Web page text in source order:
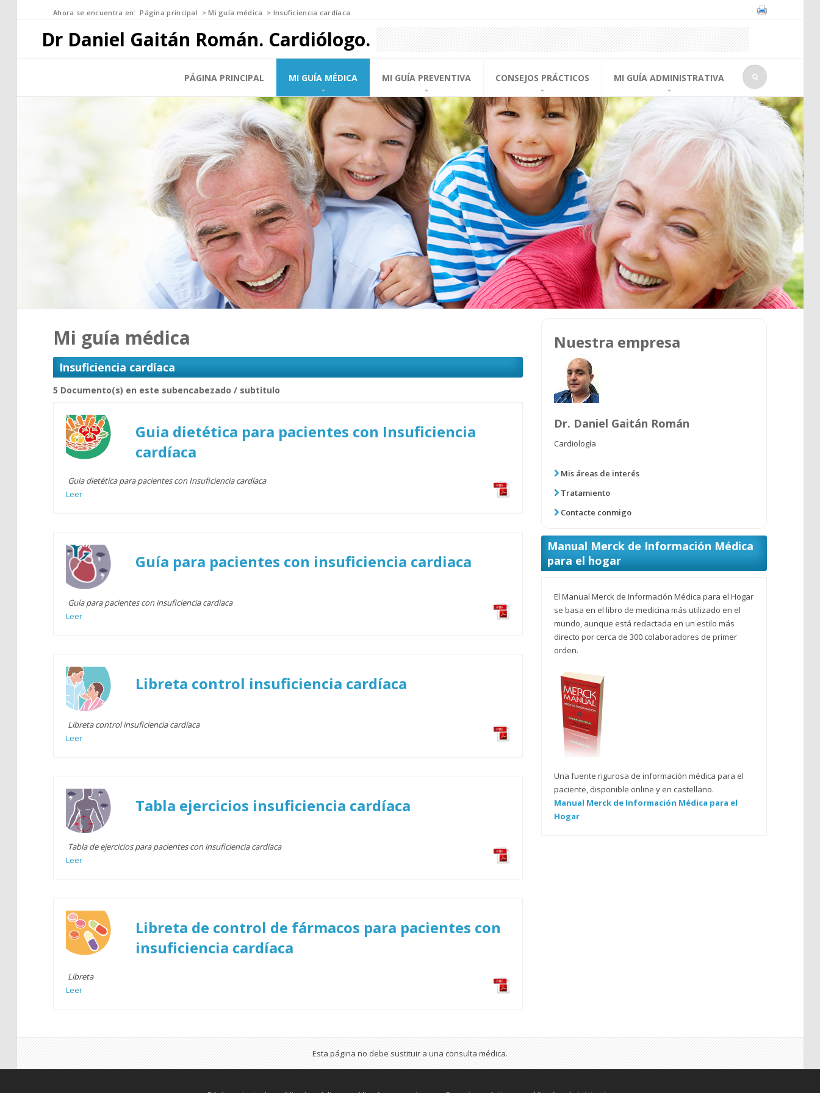
Ahora se encuentra en:Página principal >Mi guía médica > Insuficiencia cardíaca
Dr Daniel Gaitán Román. Cardiólogo.
PÁGINA PRINCIPAL MI GUÍA MÉDICA MI GUÍA PREVENTIVA CONSEJOS PRÁCTICOS MI GUÍA ADMINISTRATIVA
Mi guía médica
Insuficiencia cardíaca
5 Documento(s) en este subencabezado / subtítulo
Guia dietética para pacientes con Insuficiencia
cardíaca
Guia dietética para pacientes con Insuficiencia cardíaca
Leer
Guía para pacientes con insuficiencia cardiaca
Guía para pacientes con insuficiencia cardiaca
Leer
Libreta control insuficiencia cardíaca
Libreta control insuficiencia cardíaca
Leer
Tabla ejercicios insuficiencia cardíaca
Tabla de ejercicios para pacientes con insuficiencia cardíaca
Leer
Libreta de control de fármacos para pacientes con
insuficiencia cardíaca
Libreta
Leer
Nuestra empresa
Dr. Daniel Gaitán Román
Cardiología
Mis áreas de interés
Tratamiento
Contacte conmigo
Manual Merck de Información Médica
para el hogar
El Manual Merck de Información Médica para el Hogar
se basa en el libro de medicina más utilizado en el
mundo, aunque está redactada en un estilo más
directo por cerca de 300 colaboradores de primer
orden.
Una fuente rigurosa de información médica para el
paciente, disponible online y en castellano.
Manual Merck de Información Médica para el
Hogar
Esta página no debe sustituir a una consulta médica.